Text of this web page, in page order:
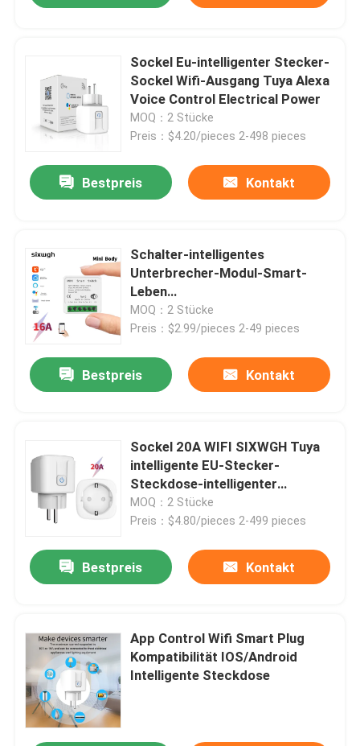
Haus
Produkte
Sockel Eu-intelligenter Stecker-
Sockel Wifi-Ausgang Tuya Alexa
Voice Control Electrical Power
MOQ：2 Stücke
Preis：$4.20/pieces 2-498 pieces
Bestpreis Kontakt
Schalter-intelligentes
Unterbrecher-Modul-Smart-
Leben
APPfernsteuerungsschalter-
Sprachrelais-Timer Tuya 16A
MOQ：2 Stücke
Preis：$2.99/pieces 2-49 pieces
Bestpreis Kontakt
Sockel 20A WIFI SIXWGH Tuya
intelligente EU-Stecker-
Steckdose-intelligenter
Stecker-Sockel
MOQ：2 Stücke
Preis：$4.80/pieces 2-499 pieces
Bestpreis Kontakt
App Control Wifi Smart Plug
Kompatibilität IOS/Android
Intelligente Steckdose